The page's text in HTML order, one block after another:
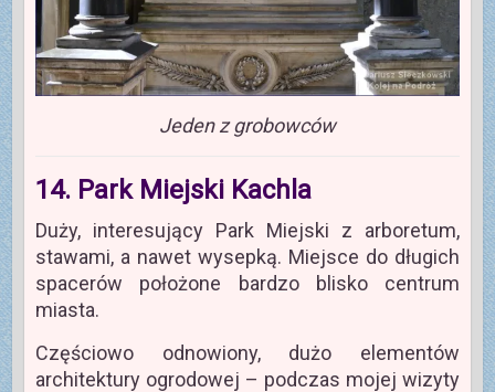
Jeden z grobowców
14. Park Miejski Kachla
Duży, interesujący Park Miejski z arboretum,
stawami, a nawet wysepką. Miejsce do długich
spacerów położone bardzo blisko centrum
miasta.
Częściowo odnowiony, dużo elementów
architektury ogrodowej – podczas mojej wizyty